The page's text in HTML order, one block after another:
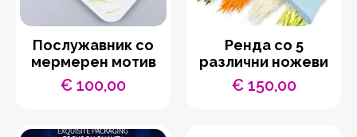
Послужавник со
мермерен мотив
€ 100,00
Ренда со 5
различни ножеви
€150,00